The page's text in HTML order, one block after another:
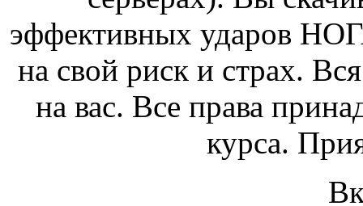
эффективных ударов
на свой риск и страх.
на вас. Все права
курса.